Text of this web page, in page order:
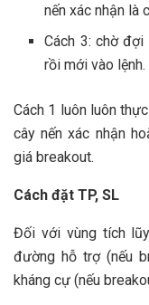
nến xác nhận là
Cách 3: chờ
rồi mới vào lệnh.
Cách 1 luôn luôn
cây nến xác nhận
giá breakout.
Cách đặt TP, SL
Đối với vùng tích
đường hỗ trợ (nếu
kháng cự (nếu